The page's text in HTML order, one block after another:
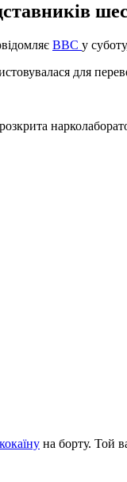
ВВС у
для
на борту. Той